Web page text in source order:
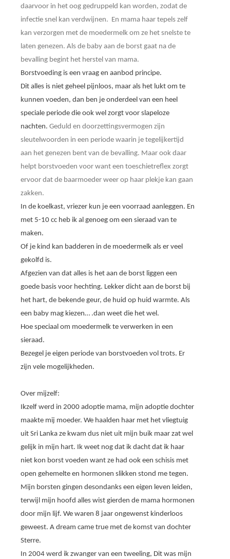
daarvoor in het oog gedruppeld kan worden, zodat de
infectie snel kan verdwijnen. En mama haar tepels zelf
kan verzorgen met de moedermelk om ze het snelste te
laten genezen.Als de baby aan de borst gaat na de
bevalling begint het herstel van mama.
Borstvoeding is een vraag en aanbod principe.
Dit alles is niet geheel pijnloos, maar als het lukt om te
kunnen voeden, dan ben je onderdeel van een heel
speciale periode die ook wel zorgt voor slapeloze
nachten. Geduld en doorzettingsvermogen zijn
sleutelwoorden in een periode waarin je tegelijkertijd
aan het genezen bent van de bevalling. Maar ook daar
helpt borstvoeden voor want een toeschietreflex zorgt
ervoor dat de baarmoeder weer op haar plekje kan gaan
zakken.
In de koelkast, vriezer kun je een voorraad aanleggen. En
met 5-10 cc heb ik al genoeg om een sieraad van te
maken.
Of je kind kan badderen in de moedermelk als er veel
gekolfd is.
Afgezien van dat alles is het aan de borst liggen een
goede basis voor hechting. Lekker dicht aan de borst bij
het hart, de bekende geur, de huid op huid warmte. Als
een baby mag kiezen… .dan weet die het wel.
Hoe speciaal om moedermelk te verwerken in een
sieraad.
Bezegel je eigen periode van borstvoeden vol trots. Er
zijn vele mogelijkheden.
Over mijzelf:
Ikzelf werd in 2000 adoptie mama, mijn adoptie dochter
maakte mij moeder. We haalden haar met het vliegtuig
uit Sri Lanka ze kwam dus niet uit mijn buik maar zat wel
gelijk in mijn hart. Ik weet nog dat ik dacht dat ik haar
niet kon borst voeden want ze had ook een schisis met
open gehemelte en hormonen slikken stond me tegen.
Mijn borsten gingen desondanks een eigen leven leiden,
terwijl mijn hoofd alles wist gierden de mama hormonen
door mijn lijf. We waren 8 jaar ongewenst kinderloos
geweest. A dream came true met de komst van dochter
Sterre.
In 2004 werd ik zwanger van een tweeling, Dit was mijn